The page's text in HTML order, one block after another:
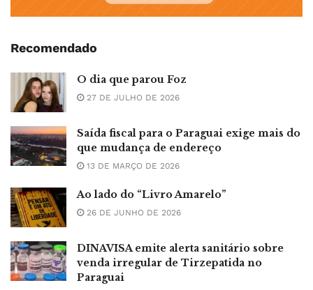
Recomendado
O dia que parou Foz
27 DE JULHO DE 2026
Saída fiscal para o Paraguai exige mais do
que mudança de endereço
13 DE MARÇO DE 2026
Ao lado do “Livro Amarelo”
26 DE JUNHO DE 2026
DINAVISA emite alerta sanitário sobre
venda irregular de Tirzepatida no
Paraguai